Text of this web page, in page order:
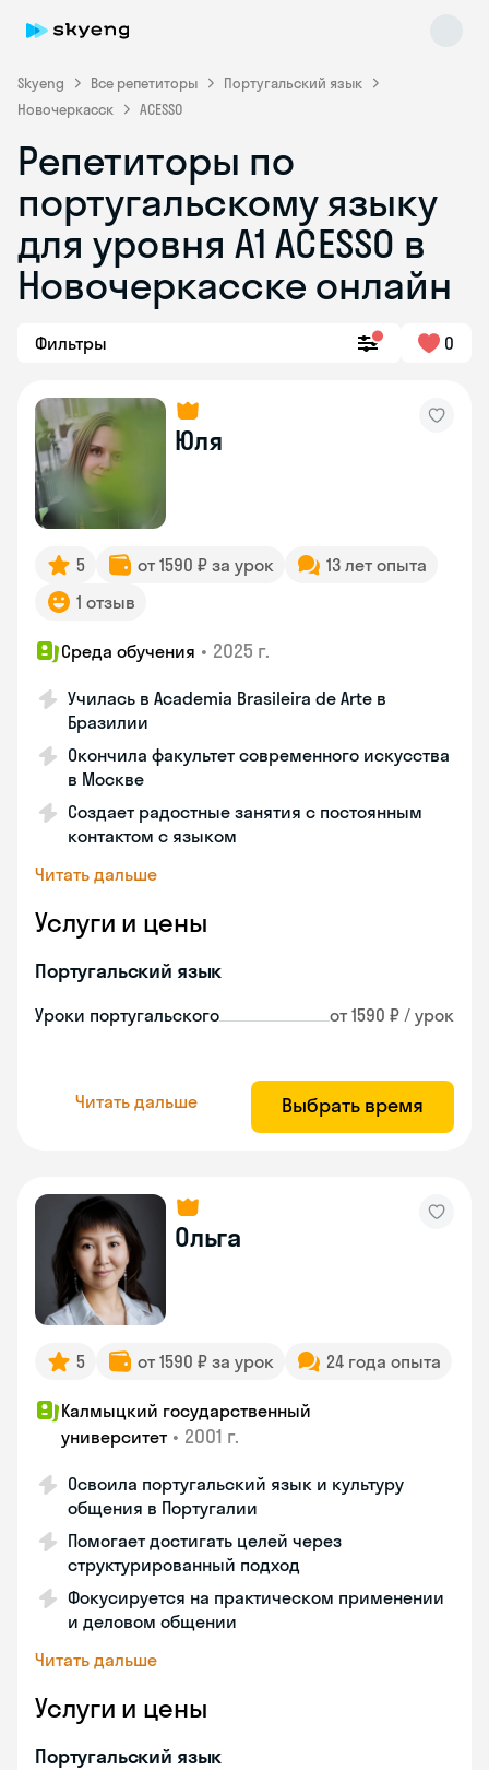
Skyeng Все репетиторы
Португальский язык
Новочеркасск
ACESSO
Репетиторы по
португальскому языку
для уровня A1 ACESSO в
Новочеркасске онлайн
Фильтры 0
Юля
5 от 1590 ₽ за урок
13 лет опыта
1 отзыв
Среда обучения • 2025 г.
Училась в Academia Brasileira de Arte в
Бразилии
Окончила факультет современного искусства
в Москве
Создает радостные занятия с постоянным
контактом с языком
Читать дальше
Услуги и цены
Португальский язык
Уроки португальского от 1590 ₽ / урок
Читать дальше Выбрать время
Ольга
5 от 1590 ₽ за урок 24 года опыта
Калмыцкий государственный
университет • 2001 г.
Освоила португальский язык и культуру
общения в Португалии
Помогает достигать целей через
структурированный подход
Фокусируется на практическом применении
и деловом общении
Читать дальше
Услуги и цены
Португальский язык
Skyeng Chat
online